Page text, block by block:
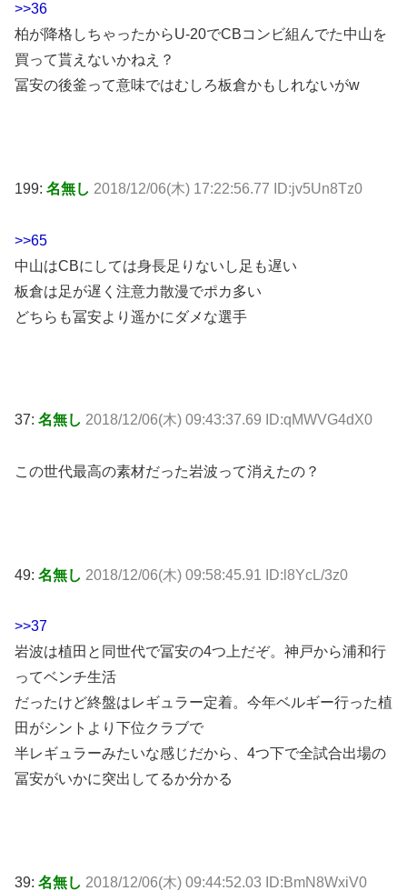
>>36
柏が降格しちゃったからU-20でCBコンビ組んでた中山を
買って貰えないかねえ？
冨安の後釜って意味ではむしろ板倉かもしれないがw
199: 名無し 2018/12/06(木) 17:22:56.77 ID:jv5Un8Tz0
>>65
中山はCBにしては身長足りないし足も遅い
板倉は足が遅く注意力散漫でポカ多い
どちらも冨安より遥かにダメな選手
37: 名無し 2018/12/06(木) 09:43:37.69 ID:qMWVG4dX0
この世代最高の素材だった岩波って消えたの？
49: 名無し 2018/12/06(木) 09:58:45.91 ID:l8YcL/3z0
>>37
岩波は植田と同世代で冨安の4つ上だぞ。神戸から浦和行
ってベンチ生活
だったけど終盤はレギュラー定着。今年ベルギー行った植
田がシントより下位クラブで
半レギュラーみたいな感じだから、4つ下で全試合出場の
冨安がいかに突出してるか分かる
39: 名無し 2018/12/06(木) 09:44:52.03 ID:BmN8WxiV0